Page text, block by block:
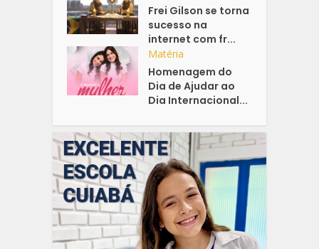
Frei Gilson se torna
sucesso na
internet com fr...
Matéria
Homenagem do
Dia de Ajudar ao
Dia Internacional...